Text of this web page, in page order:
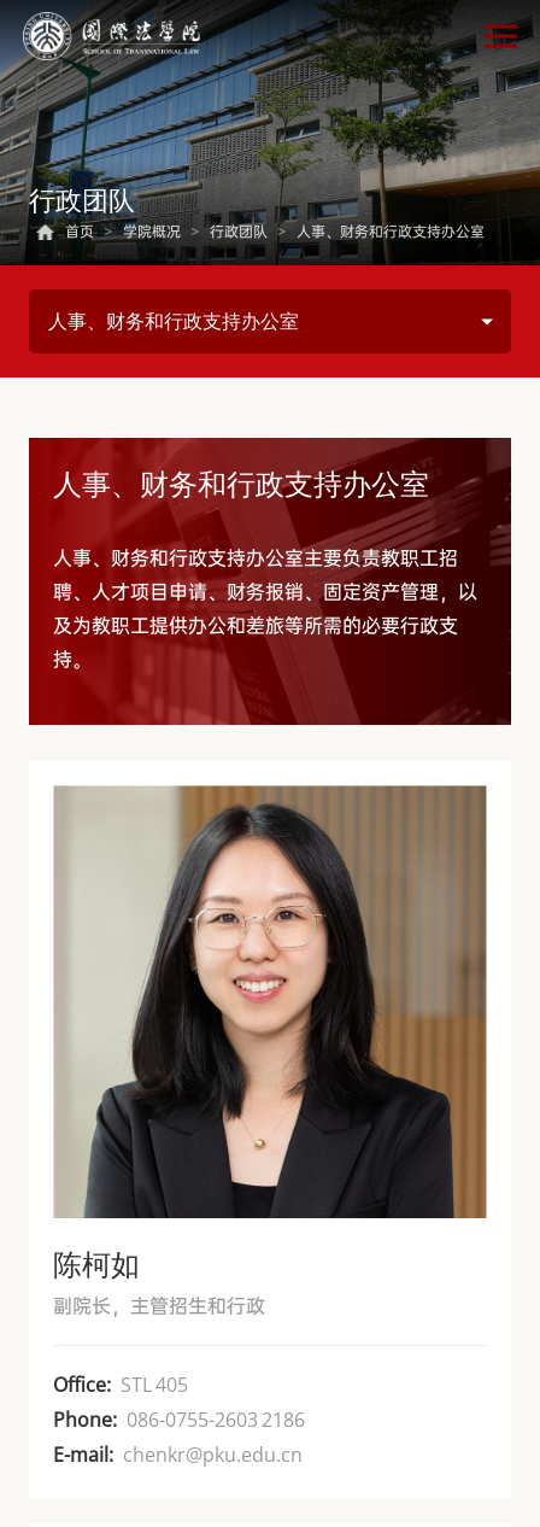
行政团队
首页 > 学院概况 > 行政团队 > 人事、财务和行政支持办公室
人事、财务和行政支持办公室
人事、财务和行政支持办公室
人事、财务和行政支持办公室主要负责教职工招
聘、人才项目申请、财务报销、固定资产管理，以
及为教职工提供办公和差旅等所需的必要行政支
持。
陈柯如
副院长，主管招生和行政
Office: STL 405
Phone: 086-0755-2603 2186
E-mail: chenkr@pku.edu.cn